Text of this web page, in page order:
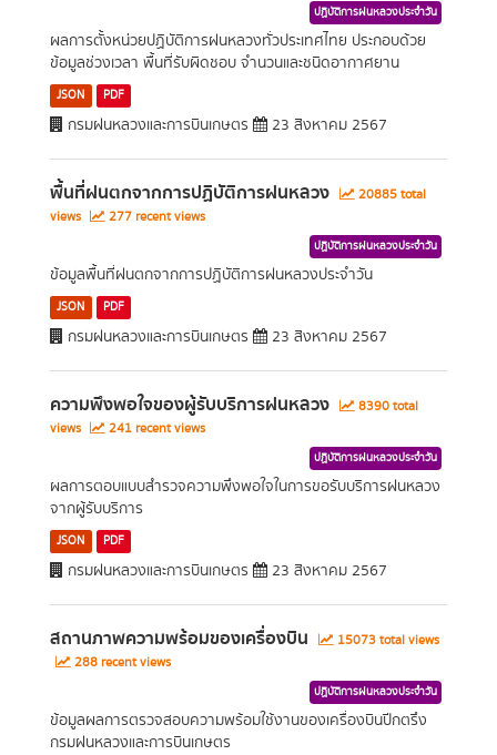
ปฏิบัติการฝนหลวงประจำวัน
ผลการตั้งหน่วยปฏิบัติการฝนหลวงทั่วประเทศไทย ประกอบด้วย
ข้อมูลช่วงเวลา พื้นที่รับผิดชอบ จำนวนและชนิดอากาศยาน
JSON PDF
กรมฝนหลวงและการบินเกษตร 23 สิงหาคม 2567
พื้นที่ฝนตกจากการปฏิบัติการฝนหลวง
20885 total
views
277 recent views
ปฏิบัติการฝนหลวงประจำวัน
ข้อมูลพื้นที่ฝนตกจากการปฏิบัติการฝนหลวงประจำวัน
JSON PDF
กรมฝนหลวงและการบินเกษตร 23 สิงหาคม 2567
ความพึงพอใจของผู้รับบริการฝนหลวง
8390 total
views
241 recent views
ปฏิบัติการฝนหลวงประจำวัน
ผลการตอบแบบสำรวจความพึงพอใจในการขอรับบริการฝนหลวง
จากผู้รับบริการ
JSON PDF
กรมฝนหลวงและการบินเกษตร 23 สิงหาคม 2567
สถานภาพความพร้อมของเครื่องบิน
15073 total views
288 recent views
ปฏิบัติการฝนหลวงประจำวัน
ข้อมูลผลการตรวจสอบความพร้อมใช้งานของเครื่องบินปีกตรึง
กรมฝนหลวงและการบินเกษตร